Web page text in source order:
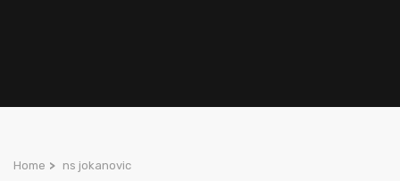
Home > ns jokanovic